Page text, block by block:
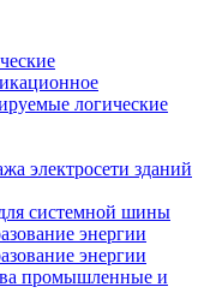
логические
электросети зданий
системной шины
энергии
энергии
промышленные и